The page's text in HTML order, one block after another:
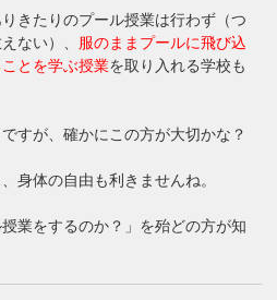
きたりのプール授業は行わず（つ
ない）、 服のままプールに飛び込
とを学ぶ授業を取り入れる学校も
すが、確かにこの方が大切かな？
身体の自由も利きませんね。
業をするのか？」を殆どの方が知